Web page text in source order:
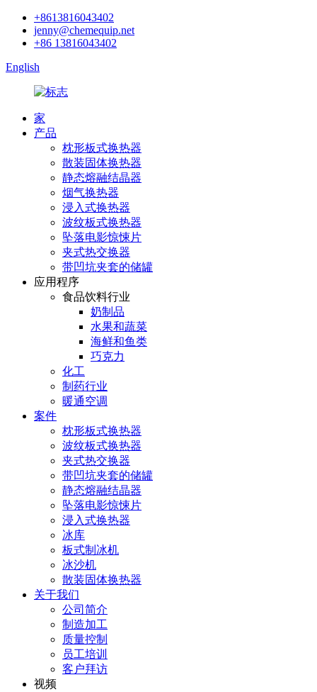
+8613816043402
jenny@chemequip.net
+86 13816043402
English
家
产品
枕形板式换热器
散装固体换热器
静态熔融结晶器
烟气换热器
浸入式换热器
波纹板式换热器
坠落电影惊悚片
夹式热交换器
带凹坑夹套的储罐
应用程序
食品饮料行业
奶制品
水果和蔬菜
海鲜和鱼类
巧克力
化工
制药行业
暖通空调
案件
枕形板式换热器
波纹板式换热器
夹式热交换器
带凹坑夹套的储罐
静态熔融结晶器
坠落电影惊悚片
浸入式换热器
冰库
板式制冰机
冰沙机
散装固体换热器
关于我们
公司简介
制造加工
质量控制
员工培训
客户拜访
视频